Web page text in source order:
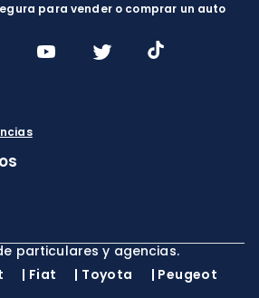
para vender o comprar un auto
particulares y agencias.
| Fiat | Toyota | Peugeot